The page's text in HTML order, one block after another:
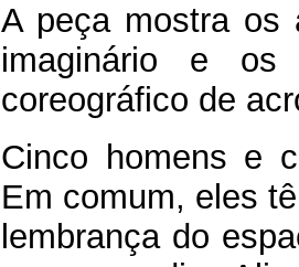
A peça mostra os
imaginário e os
coreográfico de
Cinco homens e
Em comum, eles
lembrança do